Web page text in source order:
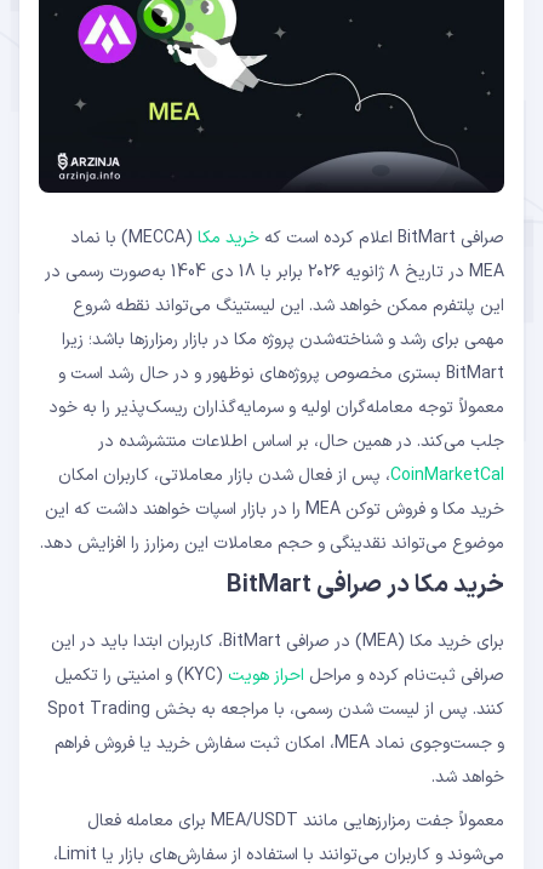
صرافی BitMart اعلام کرده است که خرید مکا
(MECCA) با نماد
MEA در تاریخ ۸ ژانویه ۲۰۲۶ برابر با 18 دی 1404 به‌صورت رسمی در
این پلتفرم ممکن خواهد شد. این لیستینگ می‌تواند نقطه شروع
مهمی برای رشد و شناخته‌شدن پروژه مکا در بازار رمزارزها باشد؛ زیرا
BitMart بستری مخصوص پروژه‌های نوظهور و در حال رشد است و
معمولاً توجه معامله‌گران اولیه و سرمایه‌گذاران ریسک‌پذیر را به خود
جلب می‌کند. در همین حال، بر اساس اطلاعات منتشرشده در
CoinMarketCal، پس از فعال شدن بازار معاملاتی، کاربران امکان
خرید مکا و فروش توکن MEA را در بازار اسپات خواهند داشت که این
موضوع می‌تواند نقدینگی و حجم معاملات این رمزارز را افزایش دهد.
خرید مکا در صرافی BitMart
برای خرید مکا (MEA) در صرافی BitMart، کاربران ابتدا باید در این
صرافی ثبت‌نام کرده و مراحل احراز هویت
(KYC) و امنیتی را تکمیل
کنند. پس از لیست شدن رسمی، با مراجعه به بخش Spot Trading
و جست‌وجوی نماد MEA، امکان ثبت سفارش خرید یا فروش فراهم
خواهد شد.
معمولاً جفت رمز‌ارزهایی مانند MEA/USDT برای معامله فعال
می‌شوند و کاربران می‌توانند با استفاده از سفارش‌های بازار یا Limit،